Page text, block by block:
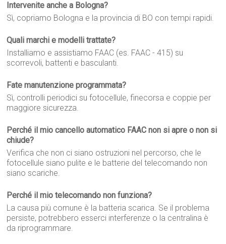
Intervenite anche a Bologna?
Sì, copriamo Bologna e la provincia di BO con tempi rapidi.
Quali marchi e modelli trattate?
Installiamo e assistiamo FAAC (es. FAAC - 415) su
scorrevoli, battenti e basculanti.
Fate manutenzione programmata?
Sì, controlli periodici su fotocellule, finecorsa e coppie per
maggiore sicurezza.
Perché il mio cancello automatico FAAC non si apre o non si
chiude?
Verifica che non ci siano ostruzioni nel percorso, che le
fotocellule siano pulite e le batterie del telecomando non
siano scariche.
Perché il mio telecomando non funziona?
La causa più comune è la batteria scarica. Se il problema
persiste, potrebbero esserci interferenze o la centralina è
da riprogrammare.